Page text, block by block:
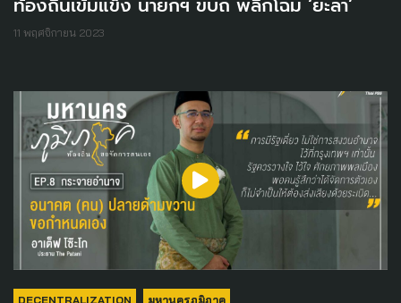
ท้องถิ่นเข้มแข็ง นายกฯ ขบถ พลิกโฉม ‘ยะลา’
11 พฤศจิกายน 2023
DECENTRALIZATION มหานครภูมิภาค